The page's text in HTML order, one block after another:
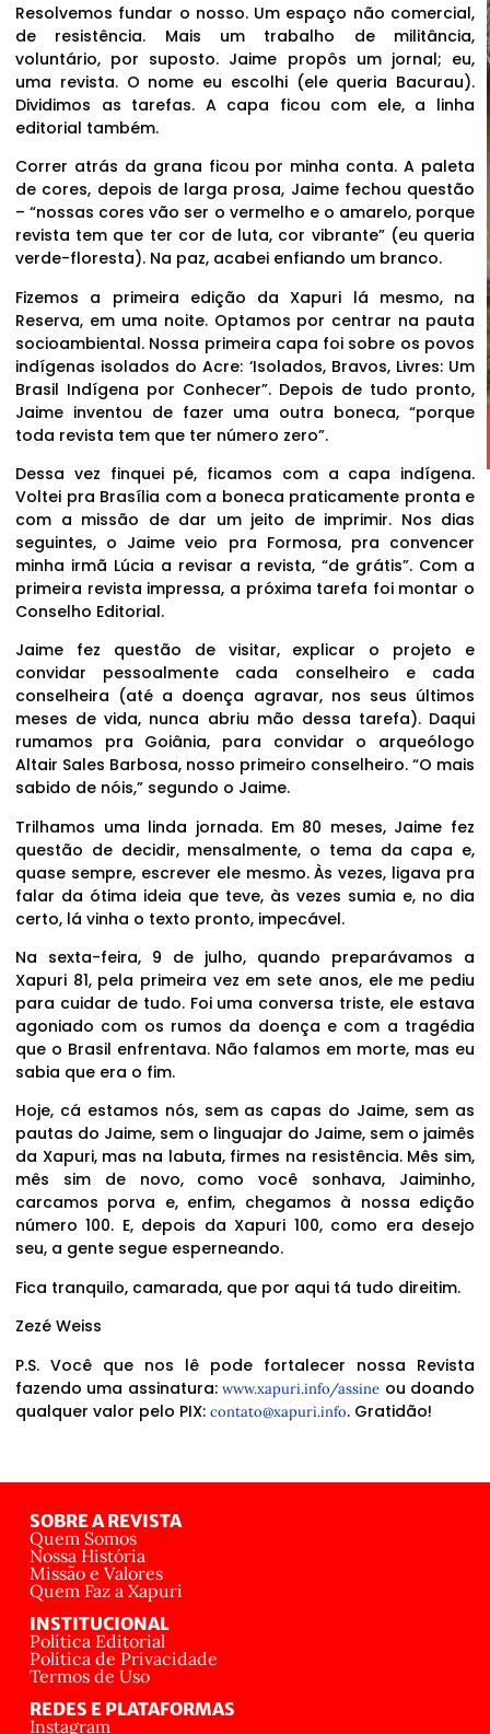
Resolvemos fundar o nosso. Um espaço não comercial,
de resistência. Mais um trabalho de militância,
voluntário, por suposto. Jaime propôs um jornal; eu,
uma revista. O nome eu escolhi (ele queria Bacurau).
Dividimos as tarefas. A capa ficou com ele, a linha
editorial também.
Correr atrás da grana ficou por minha conta. A paleta
de cores, depois de larga prosa, Jaime fechou questão
– “nossas cores vão ser o vermelho e o amarelo, porque
revista tem que ter cor de luta, cor vibrante” (eu queria
verde-floresta). Na paz, acabei enfiando um branco.
Fizemos a primeira edição da Xapuri lá mesmo, na
Reserva, em uma noite. Optamos por centrar na pauta
socioambiental. Nossa primeira capa foi sobre os povos
indígenas isolados do Acre: ‘Isolados, Bravos, Livres: Um
Brasil Indígena por Conhecer”. Depois de tudo pronto,
Jaime inventou de fazer uma outra boneca, “porque
toda revista tem que ter número zero”.
Dessa vez finquei pé, ficamos com a capa indígena.
Voltei pra Brasília com a boneca praticamente pronta e
com a missão de dar um jeito de imprimir. Nos dias
seguintes, o Jaime veio pra Formosa, pra convencer
minha irmã Lúcia a revisar a revista, “de grátis”. Com a
primeira revista impressa, a próxima tarefa foi montar o
Conselho Editorial.
Jaime fez questão de visitar, explicar o projeto e
convidar pessoalmente cada conselheiro e cada
conselheira (até a doença agravar, nos seus últimos
meses de vida, nunca abriu mão dessa tarefa). Daqui
rumamos pra Goiânia, para convidar o arqueólogo
Altair Sales Barbosa, nosso primeiro conselheiro. “O mais
sabido de nóis,” segundo o Jaime.
Trilhamos uma linda jornada. Em 80 meses, Jaime fez
questão de decidir, mensalmente, o tema da capa e,
quase sempre, escrever ele mesmo. Às vezes, ligava pra
falar da ótima ideia que teve, às vezes sumia e, no dia
certo, lá vinha o texto pronto, impecável.
Na sexta-feira, 9 de julho, quando preparávamos a
Xapuri 81, pela primeira vez em sete anos, ele me pediu
para cuidar de tudo. Foi uma conversa triste, ele estava
agoniado com os rumos da doença e com a tragédia
que o Brasil enfrentava. Não falamos em morte, mas eu
sabia que era o fim.
Hoje, cá estamos nós, sem as capas do Jaime, sem as
pautas do Jaime, sem o linguajar do Jaime, sem o jaimês
da Xapuri, mas na labuta, firmes na resistência. Mês sim,
mês sim de novo, como você sonhava, Jaiminho,
carcamos porva e, enfim, chegamos à nossa edição
número 100. E, depois da Xapuri 100, como era desejo
seu, a gente segue esperneando.
Fica tranquilo, camarada, que por aqui tá tudo direitim.
Zezé Weiss
P.S. Você que nos lê pode fortalecer nossa Revista
fazendo uma assinatura:www.xapuri.info/assine ou doando
qualquer valor pelo PIX: contato@xapuri.info. Gratidão!
SOBRE A REVISTA
Quem Somos
Nossa História
Missão e Valores
Quem Faz a Xapuri
INSTITUCIONAL
Política Editorial
Política de Privacidade
Termos de Uso
REDES E PLATAFORMAS
Instagram